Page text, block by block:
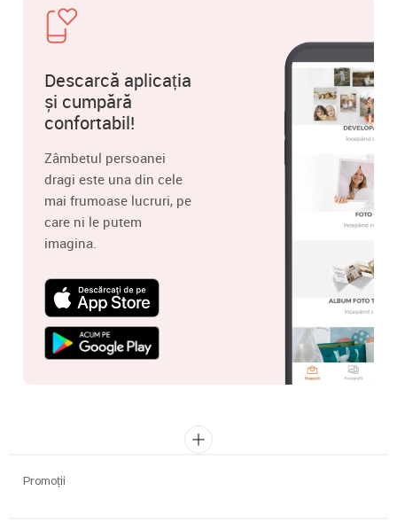
Descarcă aplicația
și cumpără
confortabil!
Zâmbetul persoanei
dragi este una din cele
mai frumoase lucruri, pe
care ni le putem
imagina.
Promoții